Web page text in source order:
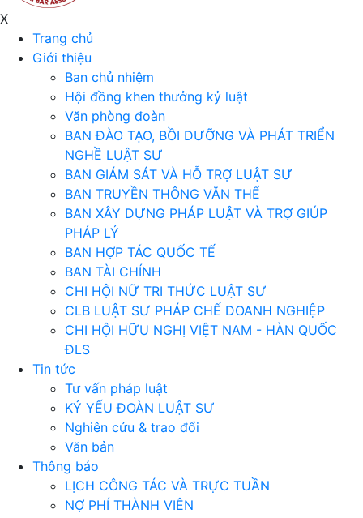
X
Trang chủ
Giới thiệu
Ban chủ nhiệm
Hội đồng khen thưởng kỷ luật
Văn phòng đoàn
BAN ĐÀO TẠO, BỒI DƯỠNG VÀ PHÁT TRIỂN
NGHỀ LUẬT SƯ
BAN GIÁM SÁT VÀ HỖ TRỢ LUẬT SƯ
BAN TRUYỀN THÔNG VĂN THỂ
BAN XÂY DỰNG PHÁP LUẬT VÀ TRỢ GIÚP
PHÁP LÝ
BAN HỢP TÁC QUỐC TẾ
BAN TÀI CHÍNH
CHI HỘI NỮ TRI THỨC LUẬT SƯ
CLB LUẬT SƯ PHÁP CHẾ DOANH NGHIỆP
CHI HỘI HỮU NGHỊ VIỆT NAM - HÀN QUỐC
ĐLS
Tin tức
Tư vấn pháp luật
KỶ YẾU ĐOÀN LUẬT SƯ
Nghiên cứu & trao đổi
Văn bản
Thông báo
LỊCH CÔNG TÁC VÀ TRỰC TUẦN
NỢ PHÍ THÀNH VIÊN